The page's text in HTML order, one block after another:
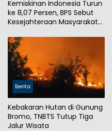
Kemiskinan Indonesia Turun
ke 8,07 Persen, BPS Sebut
Kesejahteraan Masyarakat
Berita
Kebakaran Hutan di Gunung
Bromo, TNBTS Tutup Tiga
Jalur Wisata